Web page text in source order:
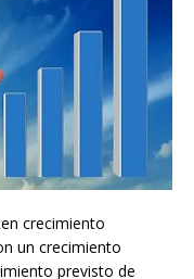
crecimiento
un crecimiento
previsto de